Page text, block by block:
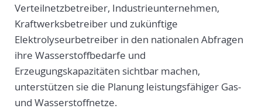
Verteilnetzbetreiber, Industrieunternehmen,
Kraftwerksbetreiber und zukünftige
Elektrolyseurbetreiber in den nationalen Abfragen
ihre Wasserstoffbedarfe und
Erzeugungskapazitäten sichtbar machen,
unterstützen sie die Planung leistungsfähiger Gas-
und Wasserstoffnetze.